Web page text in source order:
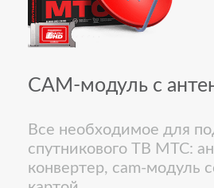
CAM-модуль с
Все необходимое для
спутникового ТВ МТС:
конвертер, cam-модуль